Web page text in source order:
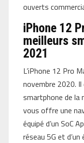
ouverts
iPhone 12
meilleurs
2021
L’iPhone 12 Pro
novembre 2020.
smartphone de la
vous offre une
équipé d’un SoC
réseau 5G et